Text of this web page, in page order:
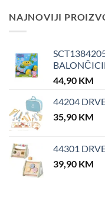
NAJNOVIJI
44,90 KM
44204
35,90 KM
44301
39,90 KM